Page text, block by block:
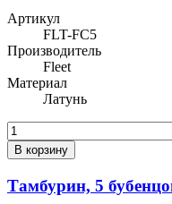
Артикул
FLT-FC5
Производитель
Fleet
Материал
Латунь
В корзину
Тамбурин, 5